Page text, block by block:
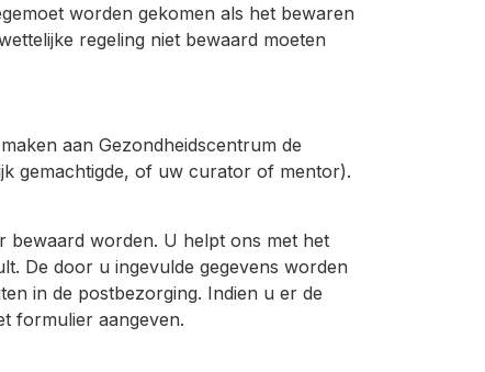
worden gekomen als het bewaren
regeling niet bewaard moeten
aan Gezondheidscentrum de
gemachtigde, of uw curator of mentor).
bewaard worden. U helpt ons met het
De door u ingevulde gegevens worden
in de postbezorging. Indien u er de
formulier aangeven.